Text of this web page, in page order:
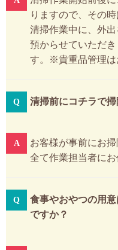
りますので、その
清掃作業中に、外
預からせていただ
す。※貴重品管理は
清掃前にコチラで
お客様が事前にお
全て作業担当者にお
食事やおやつの用
ですか？